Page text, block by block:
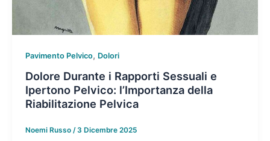
Pavimento Pelvico, Dolori
Dolore Durante i Rapporti Sessuali e
Ipertono Pelvico: l’Importanza della
Riabilitazione Pelvica
Noemi Russo /3 Dicembre 2025